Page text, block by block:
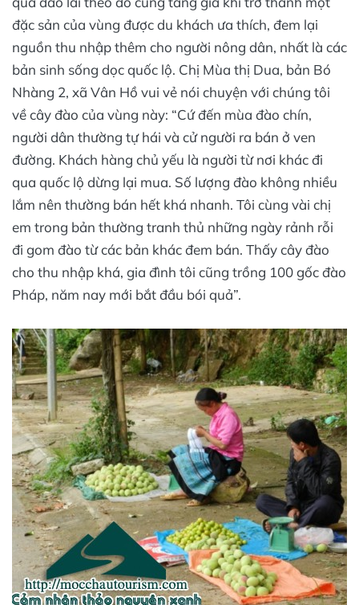
đặc sản của vùng được du khách ưa thích, đem lại
nguồn thu nhập thêm cho người nông dân, nhất là các
bản sinh sống dọc quốc lộ. Chị Mùa thị Dua, bản Bó
Nhàng 2, xã Vân Hồ vui vẻ nói chuyện với chúng tôi
về cây đào của vùng này: “Cứ đến mùa đào chín,
người dân thường tự hái và cử người ra bán ở ven
đường. Khách hàng chủ yếu là người từ nơi khác đi
qua quốc lộ dừng lại mua. Số lượng đào không nhiều
lắm nên thường bán hết khá nhanh. Tôi cùng vài chị
em trong bản thường tranh thủ những ngày rảnh rỗi
đi gom đào từ các bản khác đem bán. Thấy cây đào
cho thu nhập khá, gia đình tôi cũng trồng 100 gốc đào
Pháp, năm nay mới bắt đầu bói quả”.